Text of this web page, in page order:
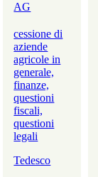
AG
cessione di
aziende
agricole in
generale,
finanze,
questioni
fiscali,
questioni
legali
Tedesco